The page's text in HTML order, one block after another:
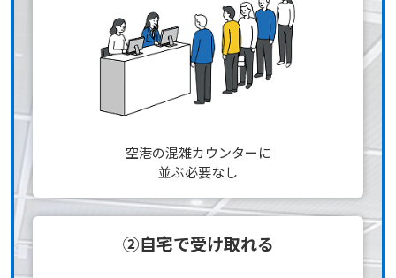
空港の混雑カウンターに
並ぶ必要なし
②自宅で受け取れる